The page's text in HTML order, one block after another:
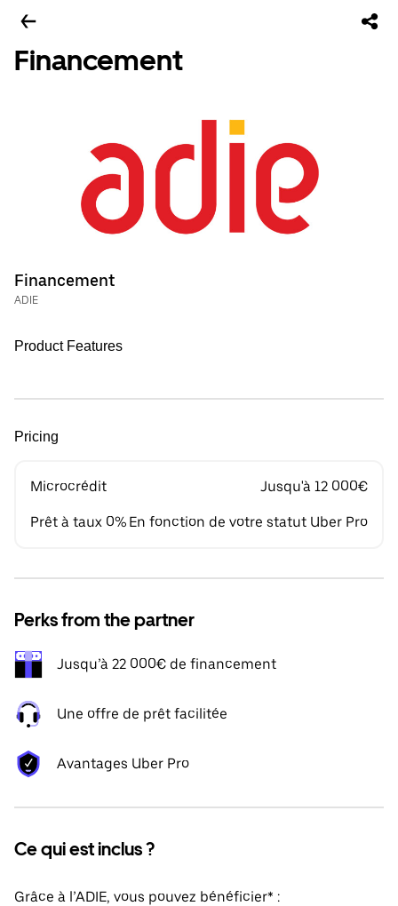
Financement
Financement
ADIE
Product Features
Pricing
Microcrédit Jusqu'à 12 000€
Prêt à taux 0% En fonction de votre statut Uber Pro
Perks from the partner
Jusqu’à 22 000€ de financement
Une offre de prêt facilitée
Avantages Uber Pro
Ce qui est inclus ?
Grâce à l’ADIE, vous pouvez bénéficier* :